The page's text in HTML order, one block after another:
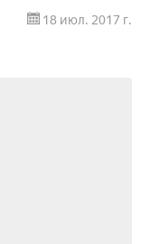
18 июл. 2017 г.